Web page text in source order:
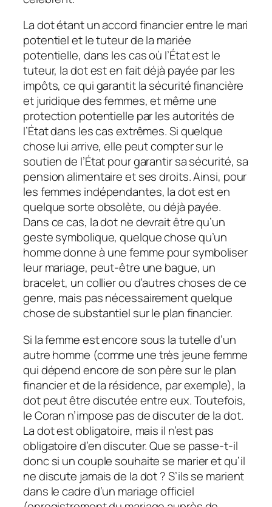
La dot étant un accord financier entre le mari
potentiel et le tuteur de la mariée
potentielle, dans les cas où l’État est le
tuteur, la dot est en fait déjà payée par les
impôts, ce qui garantit la sécurité financière
et juridique des femmes, et même une
protection potentielle par les autorités de
l’État dans les cas extrêmes. Si quelque
chose lui arrive, elle peut compter sur le
soutien de l’État pour garantir sa sécurité, sa
pension alimentaire et ses droits. Ainsi, pour
les femmes indépendantes, la dot est en
quelque sorte obsolète, ou déjà payée.
Dans ce cas, la dot ne devrait être qu’un
geste symbolique, quelque chose qu’un
homme donne à une femme pour symboliser
leur mariage, peut-être une bague, un
bracelet, un collier ou d’autres choses de ce
genre, mais pas nécessairement quelque
chose de substantiel sur le plan financier.
Si la femme est encore sous la tutelle d’un
autre homme (comme une très jeune femme
qui dépend encore de son père sur le plan
financier et de la résidence, par exemple), la
dot peut être discutée entre eux. Toutefois,
le Coran n’impose pas de discuter de la dot.
La dot est obligatoire, mais il n’est pas
obligatoire d’en discuter. Que se passe-t-il
donc si un couple souhaite se marier et qu’il
ne discute jamais de la dot ? S’ils se marient
dans le cadre d’un mariage officiel